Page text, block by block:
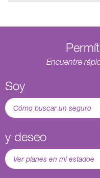
Encuentre
Soy
y deseo